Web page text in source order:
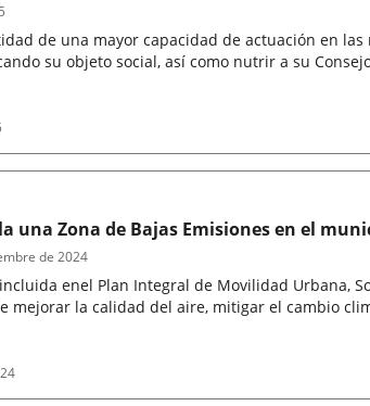
de una mayor capacidad de actuación en
su objeto social, así como nutrir a su
una Zona de Bajas Emisiones en el
enel Plan Integral de Movilidad Urbana,
mejorar la calidad del aire, mitigar el cambio
de 2024